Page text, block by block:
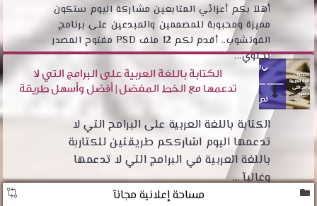
أهلآ بكم أعزائي المتابعين مشاركة اليوم ستكون
مميزة ومحبوبة للمصممين والمبدعين على برنامج
الفوتشوب.. أقدم لكم 12 ملف PSD مفتوح المصدر
يحتوي...
الكتابة باللغة العربية على البرامج التي لا
تدعمها مع الخط المفضل | أفضل وأسهل طريقة
الكتابة باللغة العربية على البرامح التي لا
تدعمها اليوم اشارككم طريقتين للكتاربة
باللغة العربية في البرامج التي لا تدعمها
وغالبآ ...
مساحة إعلانية مجانآ